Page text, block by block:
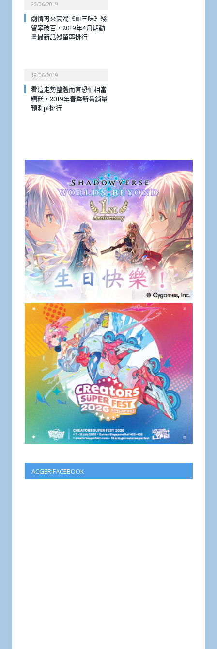
20/06/2019
劇情再來高潮《皿三昧》殘
留率破百，2019年4月期動
畫最新話殘留率排行
18/06/2019
看這走勢整體而言恐怕相當
糟糕，2019年春季新番銷量
預測pt排行
ACGER FACEBOOK